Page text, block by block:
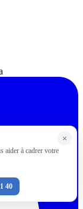
×
aider à cadrer votre
40